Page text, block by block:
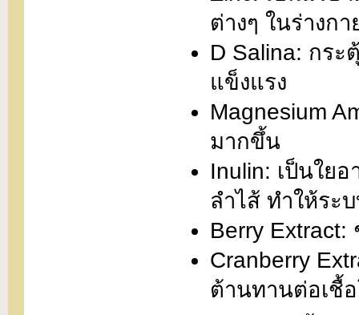
ต่างๆ ในร่างก
D Salina: กระ
แข็งแรง
Magnesium
มากขึ้น
Inulin: เป็นใย
ลำไส้ ทำให้ระ
Berry Extract:
Cranberry
ต้านทานต่อเชื้